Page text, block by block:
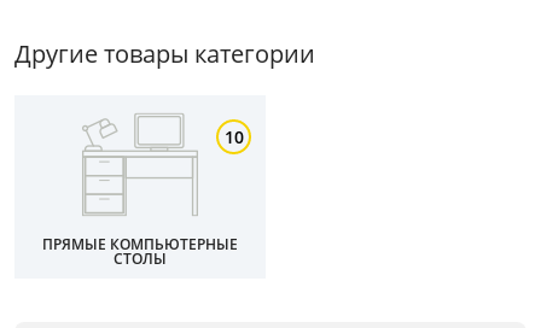
Другие товары категории
10
ПРЯМЫЕ КОМПЬЮТЕРНЫЕ
СТОЛЫ